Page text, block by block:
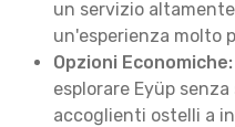
un servizio
un'esperienza molto
Opzioni Economiche:
esplorare Eyüp
accoglienti ostelli a